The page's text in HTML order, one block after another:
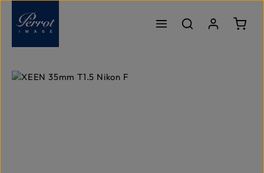
Passer au contenu principal
Le
Ignorer la galerie d'images